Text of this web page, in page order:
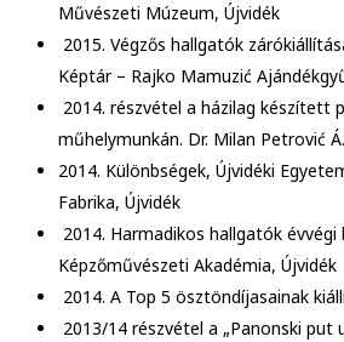
Művészeti Múzeum, Újvidék
2015. Végzős hallgatók
Képtár – Rajko Mamuzić
2014. részvétel a házilag készített
műhelymunkán. Dr. Milan Petrović
2014. Különbségek, Újvidéki
Fabrika, Újvidék
2014. Harmadikos hallgatók évvégi
Képzőművészeti Akadémia, Újvidék
2014. A Top 5 ösztöndíjasainak
2013/14 részvétel a „Panonski put